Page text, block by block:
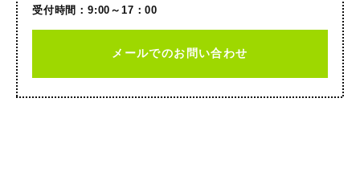
受付時間：9:00～17：00
メールでのお問い合わせ